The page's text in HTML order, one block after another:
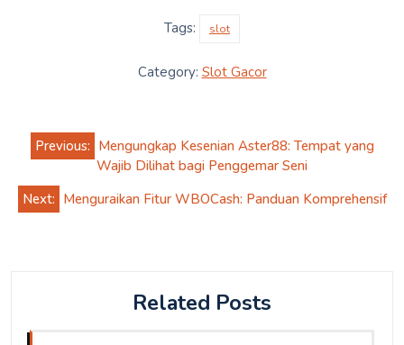
Tags: slot
Category: Slot Gacor
Post
navigation
Previous: Mengungkap Kesenian Aster88: Tempat yang
Wajib Dilihat bagi Penggemar Seni
Next: Menguraikan Fitur WBOCash: Panduan Komprehensif
Related Posts